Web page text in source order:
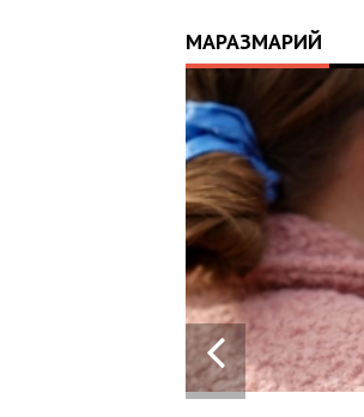
МАРАЗМАРИЙ